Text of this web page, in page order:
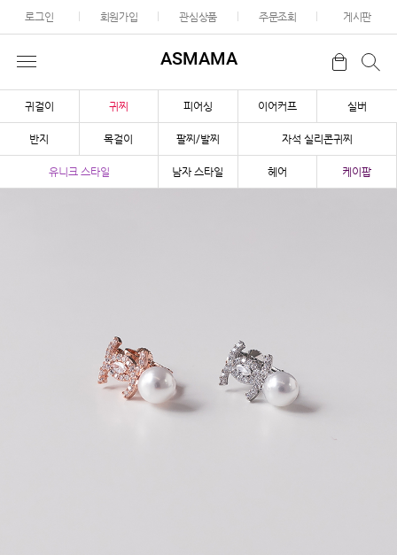
로그인 회원가입 관심상품 주문조회 게시판
ASMAMA
귀걸이 귀찌 피어싱 이어커프 실버
반지 목걸이 팔찌/발찌 자석 실리콘귀찌
유니크 스타일 남자 스타일 헤어 케이팝